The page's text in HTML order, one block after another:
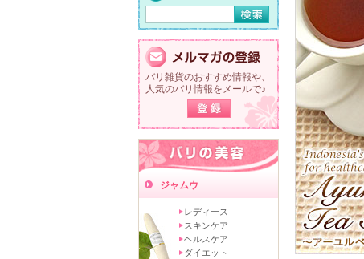
バリ雑貨のおすすめ情報や、
人気のバリ情報をメールで♪
ジャムウ
レディース
スキンケア
ヘルスケア
ダイエット